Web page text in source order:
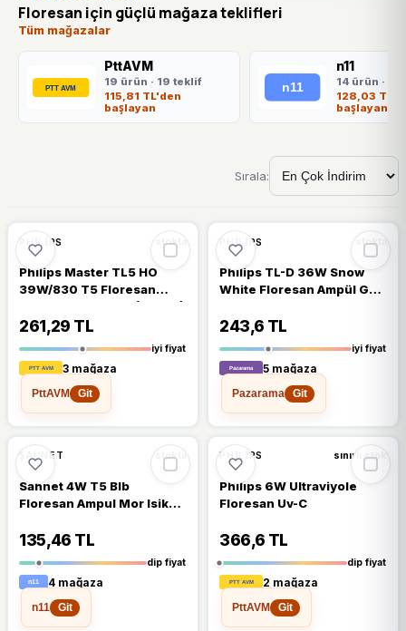
Floresan için güçlü mağaza teklifleri
Tüm mağazalar
PttAVM
19 ürün · 19 teklif
115,81 TL'den
başlayan
n11
14 ürün ·
128,03
başlayan
Sırala:
%27 %27 DÜŞTÜ
PHILIPS stokta
Philips Master TL5 HO
39W/830 T5 Floresan
Ampul Sarı 3000K (85 CM)
261,29 TL
iyi fiyat
3 mağaza
PttAVM
Git
%33 %33 DÜŞTÜ
PHILIPS stokta
Philips TL-D 36W Snow
White Floresan Ampül G13
243,6 TL
iyi fiyat
5 mağaza
Pazarama
Git
%51 %51 DÜŞTÜ
ŞAHNET stokta
Sahnet 4W T5 Blb
Floresan Ampul Mor Isik
Lambasi
135,46 TL
dip fiyat
4 mağaza
n11
Git
%44 %44 DÜŞTÜ
PHILIPS sınırlı stok
Phılıps 6W Ultraviyole
Floresan Uv-C
366,6 TL
dip fiyat
2 mağaza
PttAVM
Git